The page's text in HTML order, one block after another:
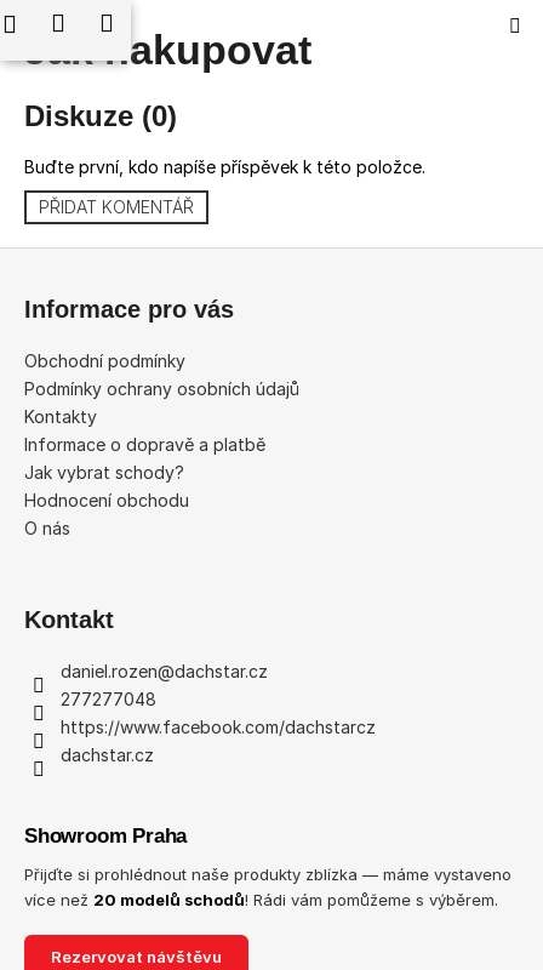
Přejít
na
PřihlášeníNákupní
košík
Jak nakupovat
Diskuze (0)
Buďte první, kdo napíše příspěvek k této položce.
PŘIDAT KOMENTÁŘ
K
š
Zpět
Zpět
C
o
p
o
t
e
b
u
j
e
t
e
n
j
í
?
D
Informace pro vás
Obchodní podmínky
Podmínky ochrany osobních údajů
Kontakty
Informace o dopravě a platbě
Jak vybrat schody?
Hodnocení obchodu
O nás
Kontakt
daniel.rozen@dachstar.cz
277277048
https://www.facebook.com/dachstarcz
dachstar.cz
Showroom Praha
Přijďte si prohlédnout naše produkty zblízka — máme vystaveno
více než 20 modelů schodů! Rádi vám pomůžeme s výběrem.
Rezervovat návštěvu